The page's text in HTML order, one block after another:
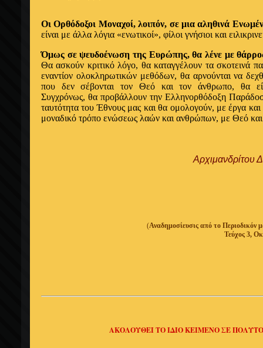
Οι Ορθόδοξοι Μοναχοί, λοιπόν, σε μια αληθινά
είναι με άλλα λόγια «ενωτικοί», φίλοι γνήσιοι και
Όμως σε ψευδοένωση της Ευρώπης, θα λένε με
Θα ασκούν κριτικό λόγο, θα καταγγέλουν τα σκοτεινά
εναντίον ολοκληρωτικών μεθόδων, θα αρνούνται να
που δεν σέβονται τον Θεό και τον άνθρωπο, θα
Συγχρόνως, θα προβάλλουν την Ελληνορθόδοξη
ταυτότητα του Έθνους μας και θα ομολογούν, με έργα
μοναδικό τρόπο ενώσεως λαών και ανθρώπων, με Θεό και
Αρχιμανδρίτου
(Αναδημοσίευσις από το
Τεύχος 3,
ΑΚΟΛΟΥΘΕΙ ΤΟ ΙΔΙΟ ΚΕΙΜΕΝΟ ΣΕ